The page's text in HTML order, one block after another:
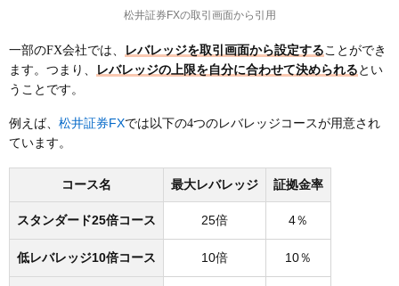
松井証券FXの取引画面から引用
一部のFX会社では、 レバレッジを取引画面から設定する ことができ
ます。つまり、
レバレッジの上限を自分に合わせて決められる とい
うことです。
例えば、 松井証券FXでは以下の4つのレバレッジコースが用意され
ています。
コース名 最大レバレッジ 証拠金率
スタンダード25倍コース 25倍 4％
低レバレッジ10倍コース 10倍 10％